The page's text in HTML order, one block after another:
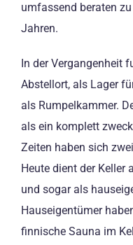
umfassend beraten
Jahren.
In der Vergangenheit
Abstellort, als Lager
als Rumpelkammer.
als ein komplett
Zeiten haben sich
Heute dient der Keller
und sogar als
Hauseigentümer
finnische Sauna im